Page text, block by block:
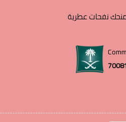
نفحات عطرية